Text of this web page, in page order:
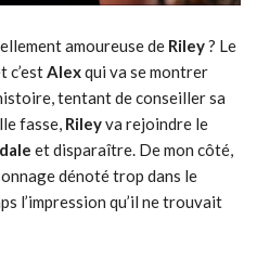
amoureuse de Riley? Le
c’estAlexqui va se montrer
tentant de conseiller sa
fasse, Rileyva rejoindre le
et disparaître. De mon côté,
dénoté trop dans le
l’impression qu’il ne trouvait